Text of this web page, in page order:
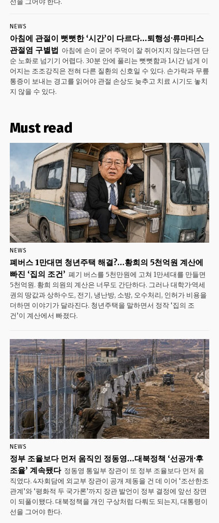
NEWS
아침에 관절이 뻣뻣한 ‘시간’이 다르다…퇴행성·류마티스
관절염 구별법 아침에 손이 굳어 주먹이 잘 쥐어지지 않는다면 단
순 노화로 넘기기 어렵다. 30분 안에 풀리는 뻣뻣함과 1시간 넘게 이
어지는 조조강직은 전혀 다른 질환의 신호일 수 있다. 손가락과 무릎
통증이 보내는 경고를 읽어야 관절 손상도 늦추고 치료 시기도 놓치
지 않을 수 있다.
Must read
NEWS
폐버스 1만대면 청년주택 해결?…황희의 5천억원 계산에
빠진 ‘집의 조건’ 폐기 버스를 5천만원에 고쳐 1만세대를 만들면
5천억원. 황희 의원의 계산은 너무도 간단하다. 그러나 대학가·역세
권의 땅값과 상하수도, 전기, 냉난방, 소방, 오수처리, 인허가 비용을
더하면 이야기가 달라진다. 청년주택을 말하면서 정작 ‘집의 조
건’이 계산에서 빠졌다.
NEWS
정부 조율보다 먼저 움직인 정동영…대북정책 ‘선공개·후
조율’ 계속됐다 정동영 통일부 장관이 또 정부 조율보다 먼저 움
직였다. 4자회담에 외교부 장관이 공개 제동을 건 데 이어 ‘조선·한조
관계’와 ‘평화적 두 국가론’까지 장관 발언이 정부 결정에 앞선 장면
이 되풀이됐다. 대북정책을 개인 구상처럼 다뤄도 되는지, 대통령이
선을 그어야 한다.